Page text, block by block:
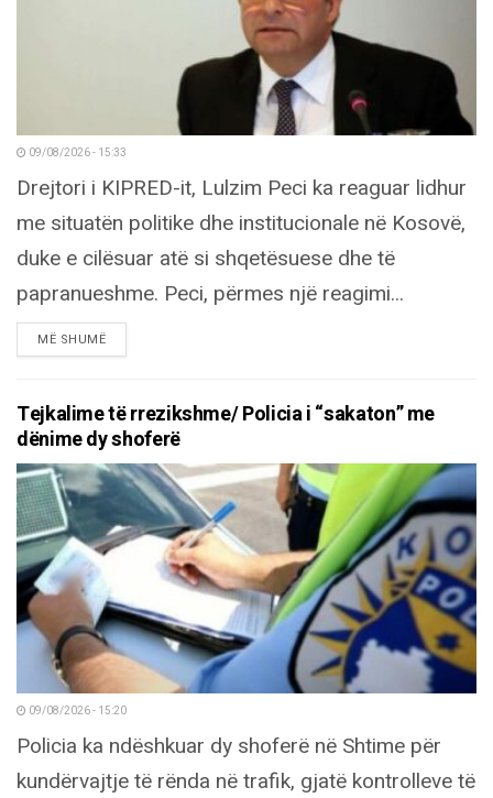
09/08/2026 - 15:33
Drejtori i KIPRED-it, Lulzim Peci ka reaguar lidhur
me situatën politike dhe institucionale në Kosovë,
duke e cilësuar atë si shqetësuese dhe të
papranueshme. Peci, përmes një reagimi...
MË SHUMËDETAILS
Tejkalime të rrezikshme/ Policia i “sakaton” me
dënime dy shoferë
09/08/2026 - 15:20
Policia ka ndëshkuar dy shoferë në Shtime për
kundërvajtje të rënda në trafik, gjatë kontrolleve të